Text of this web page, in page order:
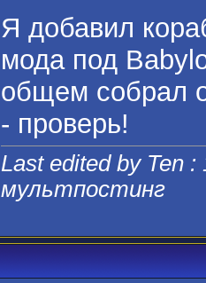
Я добавил
мода под
общем собрал
- проверь!
Last edited by Ten
мультпостинг